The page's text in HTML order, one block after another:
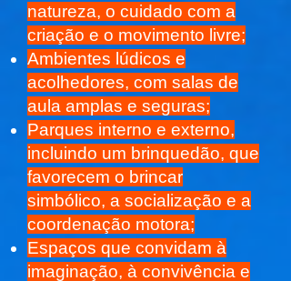
natureza, o cuidado com a
criação e o movimento livre;
Ambientes lúdicos e
acolhedores, com salas de
aula amplas e seguras;
Parques interno e externo,
incluindo um brinquedão, que
favorecem o brincar
simbólico, a socialização e a
coordenação motora;
Espaços que convidam à
imaginação, à convivência e